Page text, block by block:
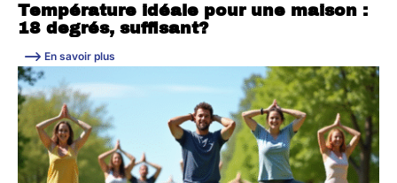
Température idéale pour une maison :
18 degrés, suffisant?
En savoir plus